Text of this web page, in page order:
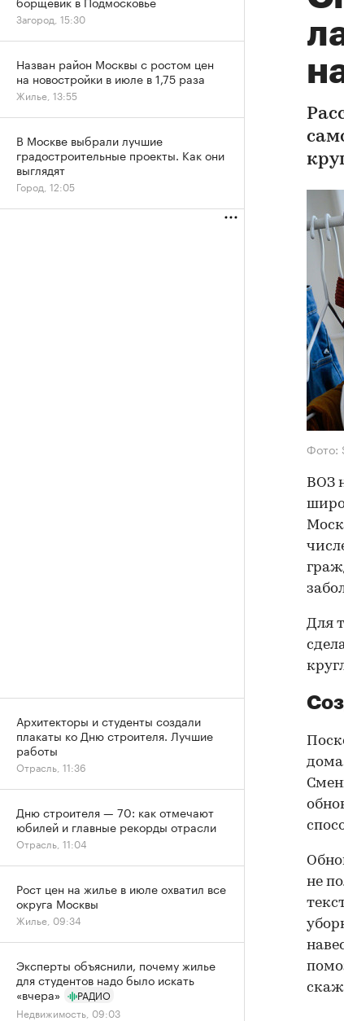
Фото:
ВОЗ
Для
не
Загород, 15:30
Назван район Москвы с ростом цен
на новостройки в июле в 1,75 раза
Жилье, 13:55
В Москве выбрали лучшие
градостроительные проекты. Как они
выглядят
Город, 12:05
Архитекторы и студенты создали
плакаты ко Дню строителя. Лучшие
работы
Отрасль, 11:36
Дню строителя — 70: как отмечают
юбилей и главные рекорды отрасли
Отрасль, 11:04
Рост цен на жилье в июле охватил все
округа Москвы
Жилье, 09:34
Эксперты объяснили, почему жилье
для студентов надо было искать
«вчера»
РАДИО
Недвижимость, 09:03